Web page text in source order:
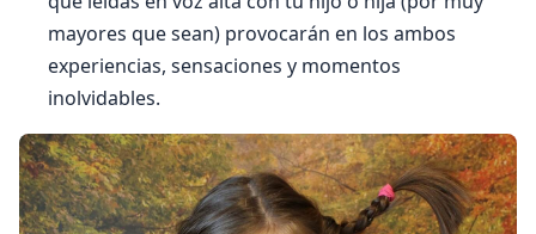
mayores que sean) provocarán en los ambos
experiencias, sensaciones y momentos
inolvidables.